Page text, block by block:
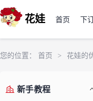
花娃 首页 下
您的位置： 首页 > 花娃的
新手教程